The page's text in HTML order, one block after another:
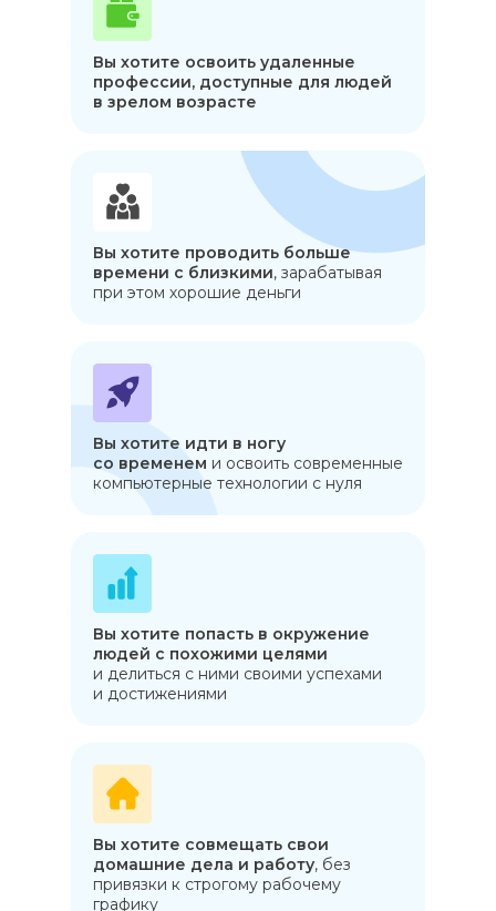
Вы хотите освоить удаленные
профессии, доступные для людей
в зрелом возрасте
Вы хотите проводить больше
времени с близкими, зарабатывая
при этом хорошие деньги
Вы хотите идти в ногу
со временем и освоить современные
компьютерные технологии с нуля
Вы хотите попасть в окружение
людей с похожими целями
и делиться с ними своими успехами
и достижениями
Вы хотите совмещать свои
домашние дела и работу, без
привязки к строгому рабочему
графику